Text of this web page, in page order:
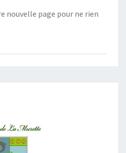
nouvelle page pour ne rien